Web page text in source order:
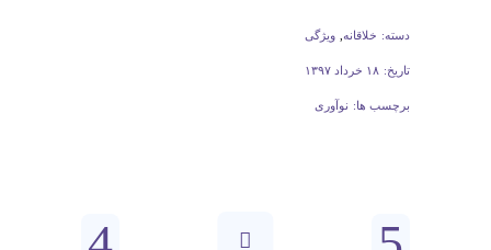
دسته: خلاقانه ویژگی
تاریخ: ۱۸ خرداد ۱۳۹۷
برچسب ها: نوآوری